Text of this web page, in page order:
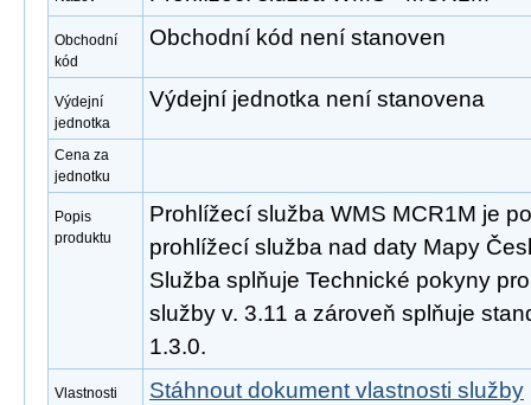
Obchodní
kód
Obchodní kód není stanoven
Výdejní
jednotka
Výdejní jednotka není stanovena
Cena za
jednotku
Popis
produktu
Prohlížecí služba WMS MCR1M je
prohlížecí služba nad daty Mapy
Služba splňuje Technické pokyny
služby v. 3.11 a zároveň splňuje
1.3.0.
Vlastnosti
Stáhnout dokument vlastnosti služby